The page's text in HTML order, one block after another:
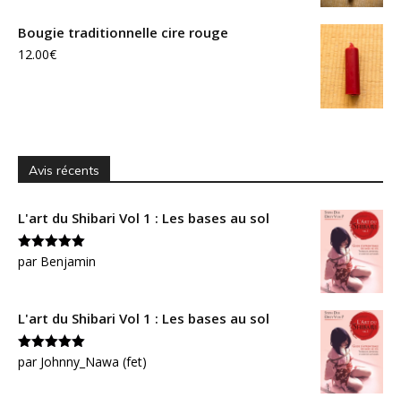
Bougie traditionnelle cire rouge
12.00€
Avis récents
L'art du Shibari Vol 1 : Les bases au sol
Note 5sur
5
par Benjamin
L'art du Shibari Vol 1 : Les bases au sol
Note5sur
5
par Johnny_Nawa (fet)